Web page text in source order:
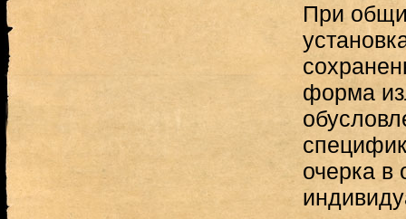
При
форма
очерка в